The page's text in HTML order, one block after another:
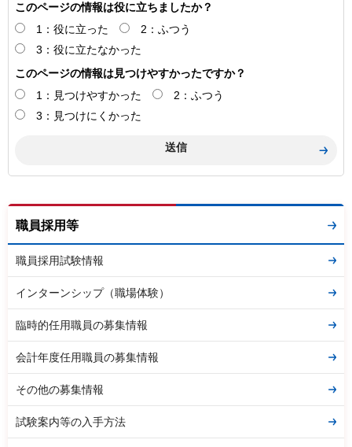
このページの情報は役に立ちましたか？
1：役に立った
2：ふつう
3：役に立たなかった
このページの情報は見つけやすかったですか？
1：見つけやすかった
2：ふつう
3：見つけにくかった
職員採用等
職員採用試験情報
インターンシップ（職場体験）
臨時的任用職員の募集情報
会計年度任用職員の募集情報
その他の募集情報
試験案内等の入手方法